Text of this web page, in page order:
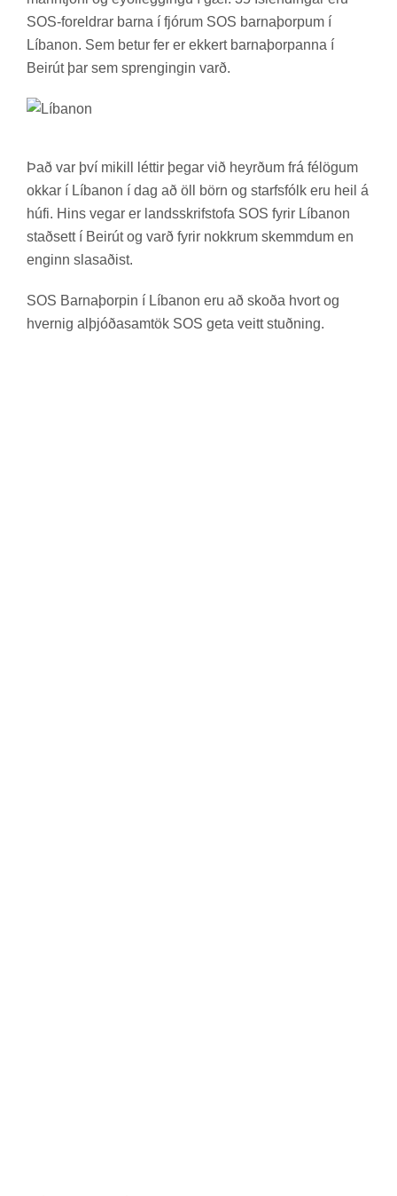
SOS-for­eldr­ar barna í fjór­um SOS barna­þorp­um í
Líb­anon. Sem bet­ur fer er ekk­ert barna­þorp­anna í
Beirút þar sem spreng­ing­in varð.
Það var því mik­ill létt­ir þeg­ar við heyrð­um frá fé­lög­um
okk­ar í Líb­anon í dag að öll börn og starfs­fólk eru heil á
húfi. Hins veg­ar er lands­skrif­stofa SOS fyr­ir Líb­anon
stað­sett í Beirút og varð fyr­ir nokkr­um skemmd­um en
eng­inn slas­að­ist.
SOS Barna­þorp­in í Líb­anon eru að skoða hvort og
hvernig al­þjóða­sam­tök SOS geta veitt stuðn­ing.